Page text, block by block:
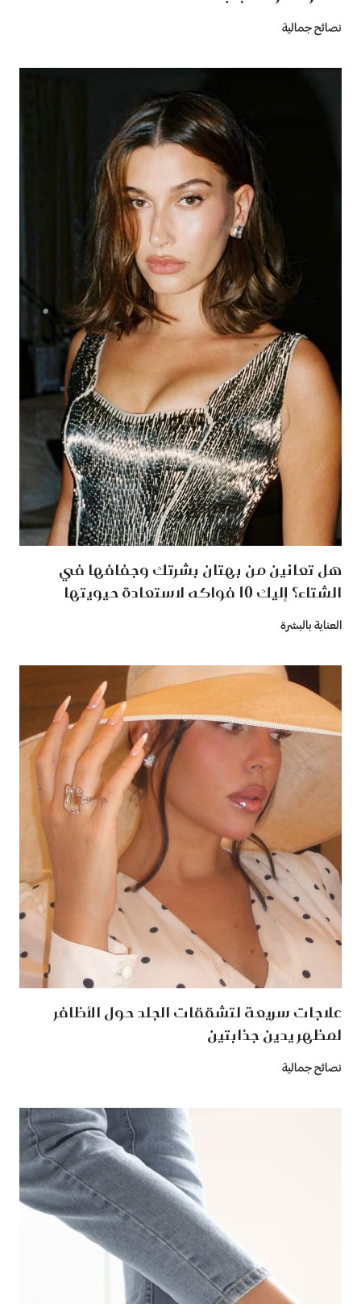
نصائح جمالية
هل تعانين من بهتان بشرتك وجفافها في
الشتاء؟ إليك 10 فواكه لاستعادة حيويتها
العناية بالبشرة
علاجات سريعة لتشققات الجلد حول الأظافر
لمظهر يدين جذابتين
نصائح جمالية